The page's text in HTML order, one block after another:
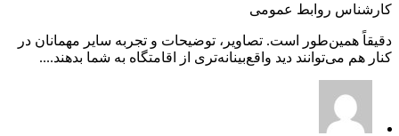
کارشناس روابط عمومی
دقیقاً همین‌طور است. تصاویر، توضیحات و تجربه سایر مهمانان در
کنار هم می‌توانند دید واقع‌بینانه‌تری از اقامتگاه به شما بدهند....